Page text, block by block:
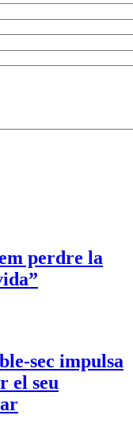
perdre la
sec impulsa
el seu